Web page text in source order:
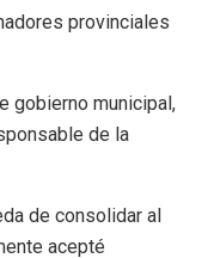
provinciales
gobierno municipal,
de la
de consolidar al
acepté